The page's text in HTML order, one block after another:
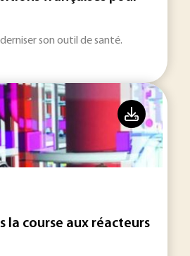
son outil de santé.
la course aux réacteurs